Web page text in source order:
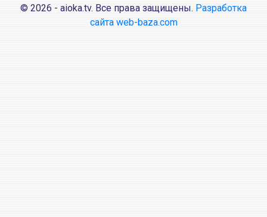
© 2026 - aioka.tv. Все права защищены. Разработка
сайта web-baza.com